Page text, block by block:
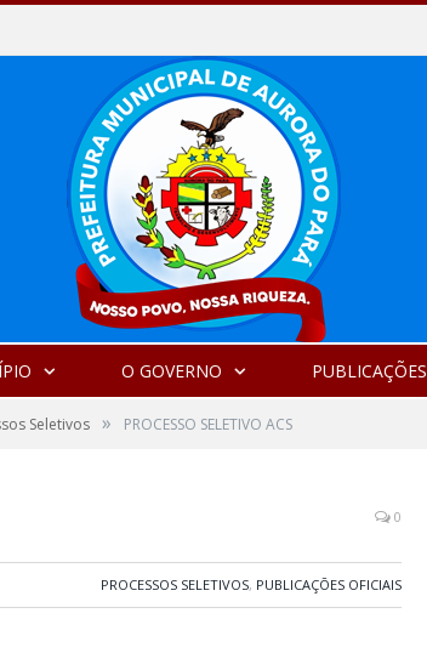
O GOVERNO PUBLICAÇÕES
Seletivos » PROCESSO SELETIVO ACS
0
PROCESSOS SELETIVOS, PUBLICAÇÕES OFICIAIS